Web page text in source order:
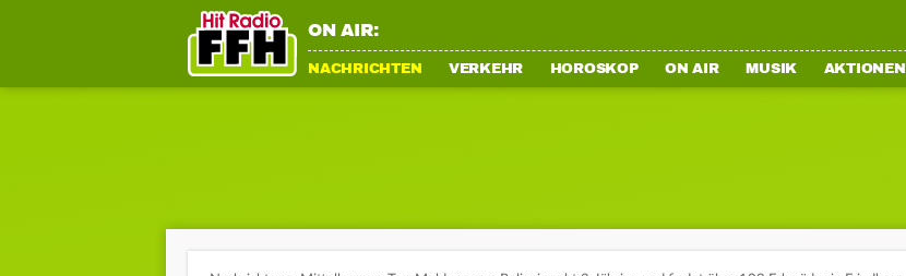
ON AIR:
NACHRICHTEN VERKEHR HOROSKOP ON AIR MUSIK AKTIONEN